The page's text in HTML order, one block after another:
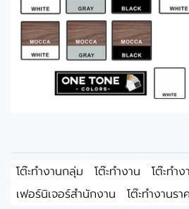
โต๊ะทำงานกลุ่ม โต๊ะทำงาน โต๊ะทำ
เฟอร์นิเจอร์สำนักงาน
โต๊ะทำงานรา